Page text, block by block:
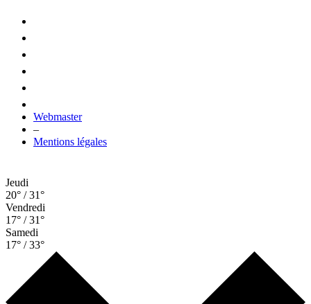
Webmaster
–
Mentions légales
Jeudi
20° / 31°
Vendredi
17° / 31°
Samedi
17° / 33°